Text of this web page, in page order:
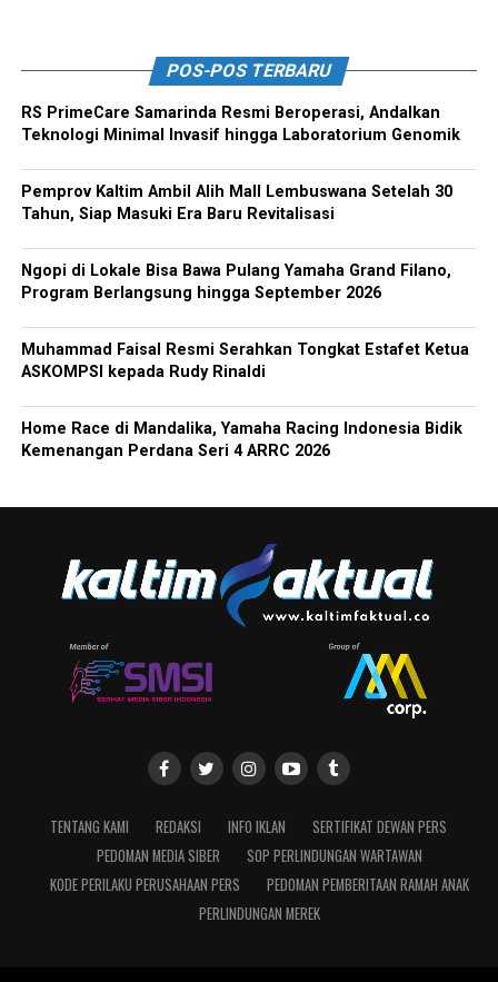
POS-POS TERBARU
RS PrimeCare Samarinda Resmi Beroperasi, Andalkan
Teknologi Minimal Invasif hingga Laboratorium Genomik
Pemprov Kaltim Ambil Alih Mall Lembuswana Setelah 30
Tahun, Siap Masuki Era Baru Revitalisasi
Ngopi di Lokale Bisa Bawa Pulang Yamaha Grand Filano,
Program Berlangsung hingga September 2026
Muhammad Faisal Resmi Serahkan Tongkat Estafet Ketua
ASKOMPSI kepada Rudy Rinaldi
Home Race di Mandalika, Yamaha Racing Indonesia Bidik
Kemenangan Perdana Seri 4 ARRC 2026
TENTANG KAMI REDAKSI INFO IKLAN
SERTIFIKAT DEWAN PERS
PEDOMAN MEDIA SIBER
SOP PERLINDUNGAN WARTAWAN
KODE PERILAKU PERUSAHAAN PERS
PEDOMAN PEMBERITAAN RAMAH ANAK
PERLINDUNGAN MEREK